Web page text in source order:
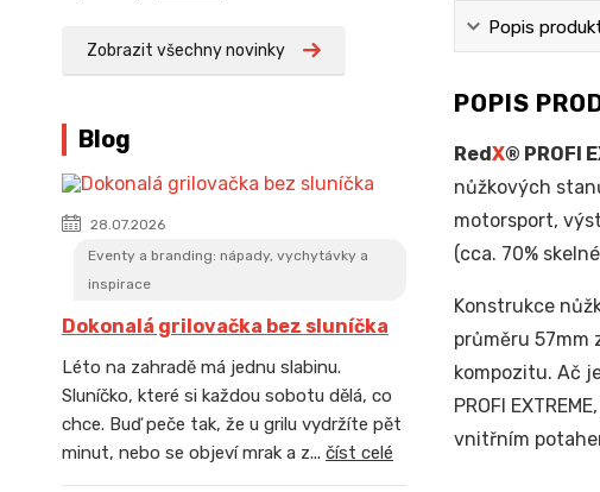
Zobrazit všechny novinky
Blog
28.07.2026
Eventy a branding: nápady, vychytávky a
inspirace
Dokonalá grilovačka bez sluníčka
Léto na zahradě má jednu slabinu.
Sluníčko, které si každou sobotu dělá, co
chce. Buď peče tak, že u grilu vydržíte pět
minut, nebo se objeví mrak a z... číst celé
Popis
POPIS
RedX® PROFI
nůžkových
motorsport,
(cca. 70%
Konstrukce
průměru 57mm
kompozitu. Ač
PROFI
vnitřním